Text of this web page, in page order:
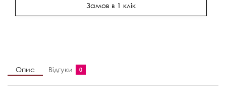
Замов в 1 клік
Опис Відгуки 0